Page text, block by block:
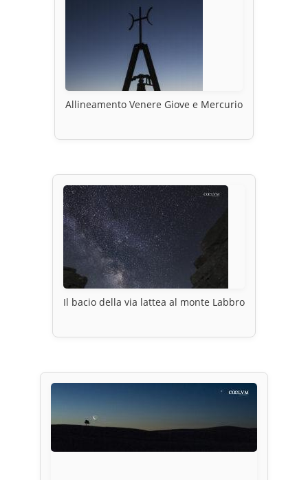
Allineamento Venere Giove e Mercurio
Il bacio della via lattea al monte Labbro